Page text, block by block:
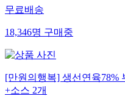
무료배송
18,346명 구매중
[만원의행복] 생선연육78%
+소스 2개